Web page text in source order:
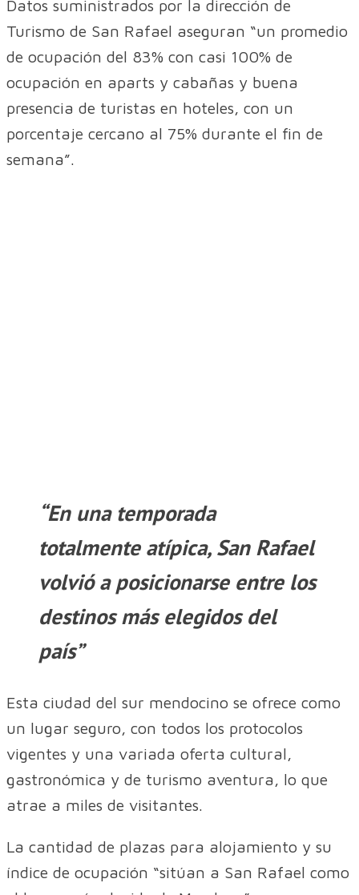
Datos suministrados por la dirección de
Turismo de San Rafael aseguran “un promedio
de ocupación del 83% con casi 100% de
ocupación en aparts y cabañas y buena
presencia de turistas en hoteles, con un
porcentaje cercano al 75% durante el fin de
semana”.
“En una temporada
totalmente atípica, San Rafael
volvió a posicionarse entre los
destinos más elegidos del
país”
Esta ciudad del sur mendocino se ofrece como
un lugar seguro, con todos los protocolos
vigentes y una variada oferta cultural,
gastronómica y de turismo aventura, lo que
atrae a miles de visitantes.
La cantidad de plazas para alojamiento y su
índice de ocupación “sitúan a San Rafael como